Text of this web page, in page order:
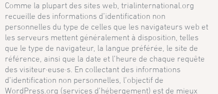
Comme la plupart des sites web, trialinternational.org
recueille des informations d’identification non
personnelles du type de celles que les navigateurs web et
les serveurs mettent généralement à disposition, telles
que le type de navigateur, la langue préférée, le site de
référence, ainsi que la date et l’heure de chaque requête
des visiteur·euse·s. En collectant des informations
d’identification non personnelles, l’objectif de
WordPress.org (services d’hébergement) est de mieux